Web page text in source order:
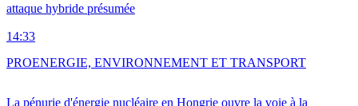
attaque hybride présumée
14:33
La pénurie d'énergie nucléaire en Hongrie ouvre la voie à la
PROENERGIE, ENVIRONNEMENT ET TRANSPORT